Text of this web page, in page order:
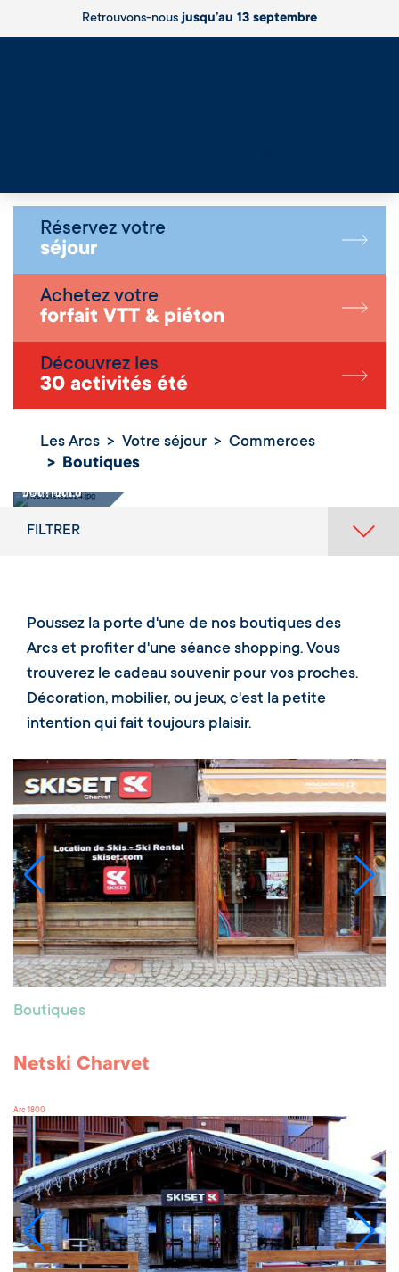
Retrouvons-nousjusqu’au 13 septembre
Réservez votre
séjour
Achetez votre
forfait VTT & piéton
Découvrez les
30 activités été
Les Arcs Votre séjour
Commerces
Boutiques
Boutiques
FILTRER
Poussez la porte d'une de nos boutiques des
Arcs et profiter d'une séance shopping. Vous
trouverez le cadeau souvenir pour vos proches.
Décoration, mobilier, ou jeux, c'est la petite
intention qui fait toujours plaisir.
Boutiques
Netski Charvet
Arc 1800